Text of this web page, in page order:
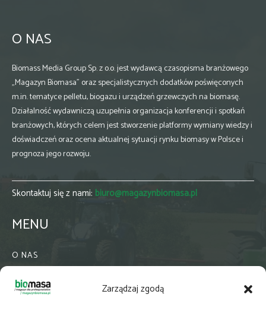
Zarządzaj zgodą
O NAS
Biomass Media Group Sp. z o.o. jest wydawcą czasopisma branżowego
„Magazyn Biomasa” oraz specjalistycznych dodatków poświęconych
m.in. tematyce pelletu, biogazu i urządzeń grzewczych na biomasę.
Działalność wydawniczą uzupełnia organizacja konferencji i spotkań
branżowych, których celem jest stworzenie platformy wymiany wiedzy i
doświadczeń oraz ocena aktualnej sytuacji rynku biomasy w Polsce i
prognoza jego rozwoju.
Skontaktuj się z nami: biuro@magazynbiomasa.pl
MENU
O NAS
WSPÓŁPRACA